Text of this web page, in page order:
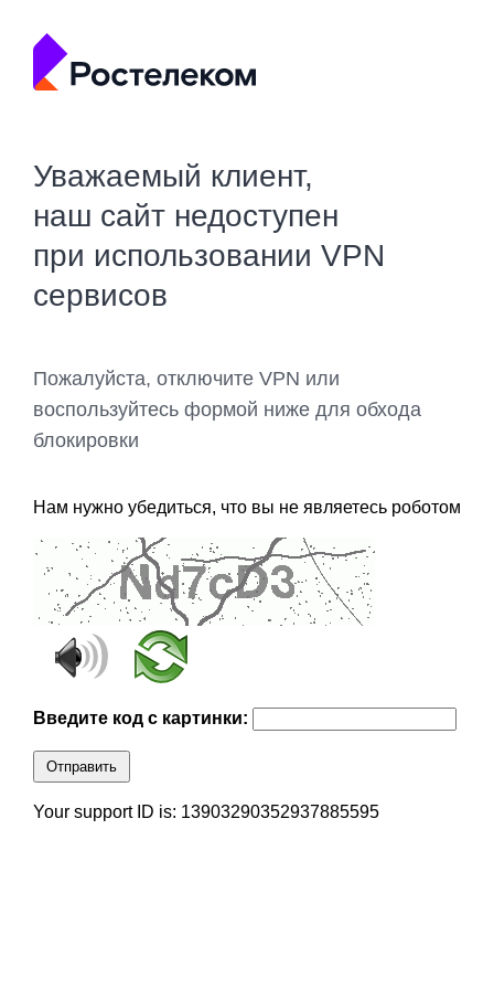
Уважаемый клиент,
наш сайт недоступен
при использовании VPN
сервисов
Пожалуйста, отключите VPN или
воспользуйтесь формой ниже для обхода
блокировки
Нам нужно убедиться, что вы не являетесь роботом
Введите код с картинки:
Отправить
Your support ID is: 13903290352937885595